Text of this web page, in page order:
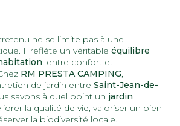
ne se limite pas à une
Il reflète un véritable équilibre
, entre confort et
RM PRESTA CAMPING,
de jardin entre Saint-Jean-de-
savons à quel point un jardin
la qualité de vie, valoriser un bien
la biodiversité locale.